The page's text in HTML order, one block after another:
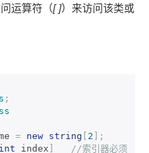
运算符（[ ]）来访问该类或
;
= new string 2 ];
int index
//索引器必须